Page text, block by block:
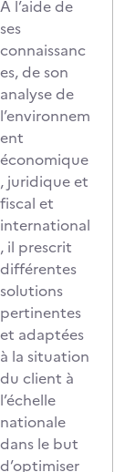
A l’aide de
ses
connaissanc
es, de son
analyse de
l’environnem
ent
économique
, juridique et
fiscal et
international
, il prescrit
différentes
solutions
pertinentes
et adaptées
à la situation
du client à
l’échelle
nationale
dans le but
d’optimiser